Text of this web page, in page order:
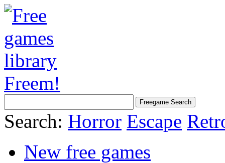
Search: Horror Escape
New free games